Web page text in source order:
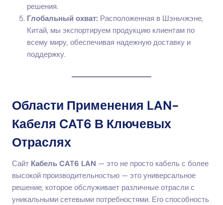
решения.
Глобальный охват: Расположенная в Шэньчжэне,
Китай, мы экспортируем продукцию клиентам по
всему миру, обеспечивая надежную доставку и
поддержку.
Области Применения LAN-
Кабеля CAT6 В Ключевых
Отраслях
Сайт Кабель CAT6 LAN — это не просто кабель с более
высокой производительностью — это универсальное
решение, которое обслуживает различные отрасли с
уникальными сетевыми потребностями. Его способность